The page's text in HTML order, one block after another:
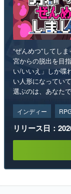
“ぜんめつ”してし
宮からの脱出を目
い/いいえ」しか喋
い人形になってい
選ぶのは、あなたで
インディー
リリース日：